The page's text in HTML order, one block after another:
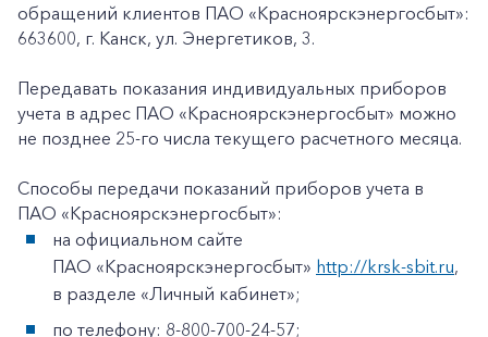
обращений клиентов ПАО «Красноярскэнергосбыт»:
663600, г. Канск, ул. Энергетиков, 3.
Передавать показания индивидуальных приборов
учета в адрес ПАО «Красноярскэнергосбыт» можно
не позднее 25-го числа текущего расчетного месяца.
Способы передачи показаний приборов учета в
ПАО «Красноярскэнергосбыт»:
на официальном сайте
ПАО «Красноярскэнергосбыт» http://krsk-sbit.ru,
в разделе «Личный кабинет»;
по телефону: 8-800-700-24-57;